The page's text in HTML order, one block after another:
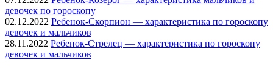
девочек по гороскопу
02.12.2022 Ребенок-Скорпион — характеристика по гороскопу
девочек и мальчиков
28.11.2022 Ребенок-Стрелец — характеристика по гороскопу
девочек и мальчиков